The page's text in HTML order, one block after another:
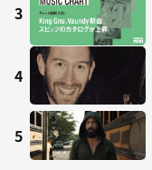
3
4
5